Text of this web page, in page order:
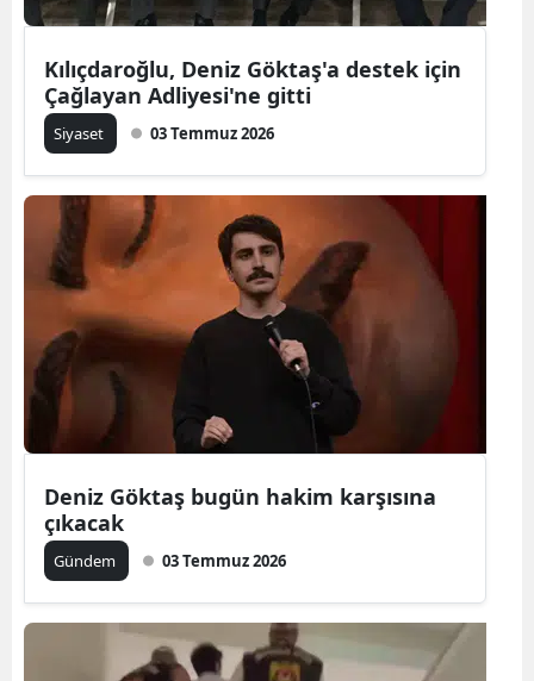
Kılıçdaroğlu, Deniz Göktaş'a destek için
Çağlayan Adliyesi'ne gitti
Siyaset 03 Temmuz 2026
Deniz Göktaş bugün hakim karşısına
çıkacak
Gündem 03 Temmuz 2026